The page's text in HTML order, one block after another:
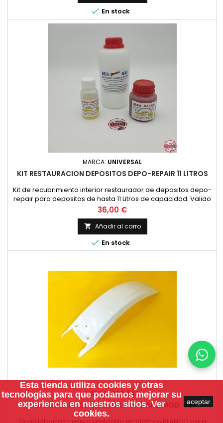
 En stock
MARCA: UNIVERSAL
KIT RESTAURACION DEPOSITOS DEPO-REPAIR 11 LITROS
Kit de recubrimiento interior restaurador de depositos depo-
repair para depositos de hasta 11 Litros de capacidad. Valido
tanto para depositos METALICOS como para depositos de
FIBRA DE VIDRIO / POLIESTER. Se suministra con instrucciones
de aplicacion.
Precio
36,00 €
 Añadir al carro
 En stock
MARCA:GAS GAS
GUARDABARROS TRAS. GAS GAS AIRE MOD. 327
Esta tienda utiliza cookies y otras
tecnologías para que podamos mejorar su
experiencia en nuestros sitios. Ver
cookies.
aceptar